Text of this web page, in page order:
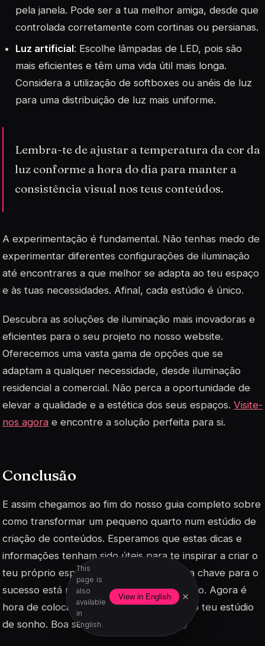
This
page is
also
available
in
English.
View in English ×
pela janela. Pode ser a tua melhor amiga, desde que
controlada corretamente com cortinas ou persianas.
Luz artificial: Escolhe lâmpadas de LED, pois são
mais eficientes e têm uma vida útil mais longa.
Considera a utilização desoftboxes ou anéis de luz
para uma distribuição de luz mais uniforme.
Lembra-te de ajustar a temperatura da cor da
luz conforme a hora do dia para manter a
consistência visual nos teus conteúdos.
A experimentação é fundamental. Não tenhas medo de
experimentar diferentes configurações de iluminação
até encontrares a que melhor se adapta ao teu espaço
e às tuas necessidades. Afinal, cada estúdio é único.
Descubra as soluções de iluminação mais inovadoras e
eficientes para o seu projeto no nosso website.
Oferecemos uma vasta gama de opções que se
adaptam a qualquer necessidade, desde iluminação
residencial a comercial. Não perca a oportunidade de
elevar a qualidade e a estética dos seus espaços. Visite-
nos agora e encontre a solução perfeita para si.
Conclusão
E assim chegamos ao fim do nosso guia completo sobre
como transformar um pequeno quarto num estúdio de
criação de conteúdos. Esperamos que estas dicas e
informações tenham sido úteis para te inspirar a criar o
teu próprio espaço criativo. Lembra-te, a chave para o
sucesso está na criatividade e na dedicação. Agora é
hora de colocar mãos à obra e dar vida ao teu estúdio
de sonho. Boa sorte e boas criações! 🚀